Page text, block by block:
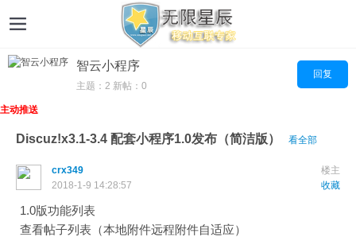
回复
智云小程序
主题：2 新帖：0
主动推送
Discuz!x3.1-3.4 配套小程序1.0发布（简洁版） 看全部
楼主
crx349
收藏
2018-1-9 14:28:57
1.0版功能列表
查看帖子列表（本地附件远程附件自适应）